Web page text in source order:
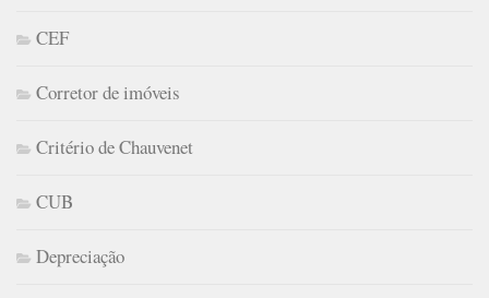
CEF
Corretor de imóveis
Critério de Chauvenet
CUB
Depreciação